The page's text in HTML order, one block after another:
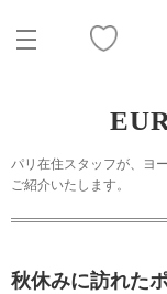
パリ在住スタッフが、ヨ
ご紹介いたします。
秋休みに訪れた